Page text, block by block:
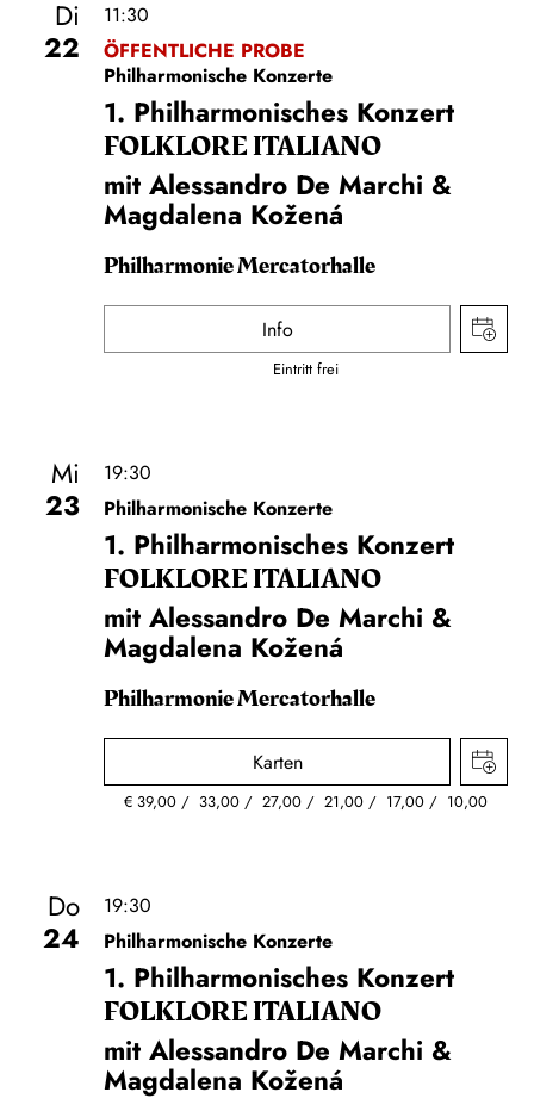
Di
22
11:30
ÖFFENTLICHE PROBE
Philharmonische Konzerte
1. Philharmonisches Konzert
FOLKLORE ITALIANO
mit Alessandro De Marchi &
Magdalena Kožená
Philharmonie Mercatorhalle
Info
Eintritt frei
Mi
23
19:30
Philharmonische Konzerte
1. Philharmonisches Konzert
FOLKLORE ITALIANO
mit Alessandro De Marchi &
Magdalena Kožená
Philharmonie Mercatorhalle
Karten
€ 39,00 33,00 27,00 21,00 17,00 10,00
Do
24
19:30
Philharmonische Konzerte
1. Philharmonisches Konzert
FOLKLORE ITALIANO
mit Alessandro De Marchi &
Magdalena Kožená